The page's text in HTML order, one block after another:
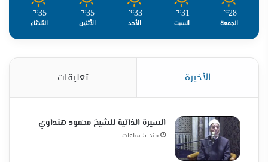
28
℃
الجمعة
31
℃
السبت
33
℃
الأحد
35
℃
الأثنين
35
℃
الثلاثاء
الأخيرة تعليقات
السيرة الذاتية للشيخ محمود هنداوي
منذ 5 ساعات